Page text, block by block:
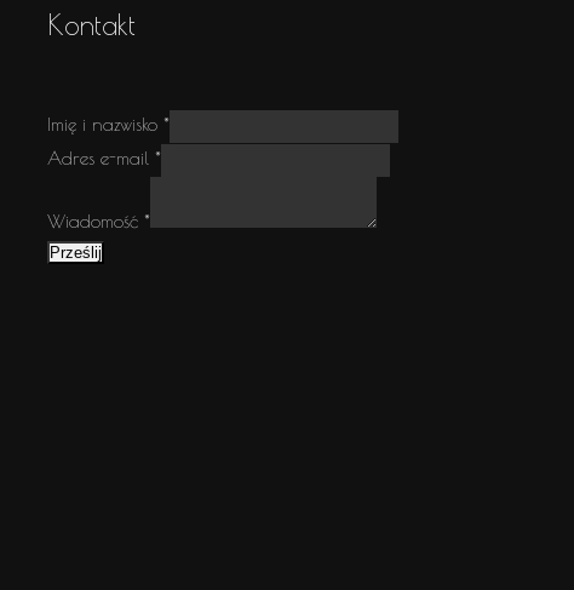
Kontakt
Imię i nazwisko *
i
nazwisko
Adres e-mail *
Wiadomość *
Prześlij